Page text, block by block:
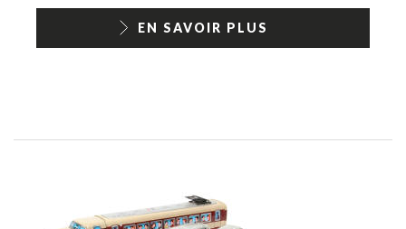
EN SAVOIR PLUS